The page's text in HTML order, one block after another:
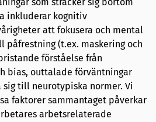
som sträcker sig bortom
inkluderar kognitiv
att fokusera och mental
påfrestning (t.ex. maskering och
förståelse från
bias, outtalade förväntningar
sig till neurotypiska normer. Vi
faktorer sammantaget påverkar
arbetsrelaterade